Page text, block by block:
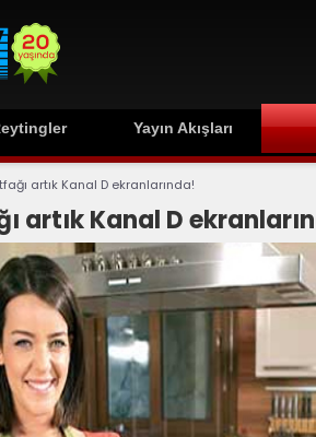
Yayın Akışları
artık Kanal D ekranlarında!
artık Kanal D